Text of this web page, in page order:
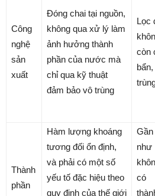
Công
nghệ
sản
xuất
Đóng chai tại nguồn,
không qua xử lý làm
ảnh hưởng thành
phần của nước mà
chỉ qua kỹ thuật
đảm bảo vô trùng
Lọc
còn
Thành
phần
Hàm lượng khoáng
tương đối ổn định,
và phải có một số
yếu tố đặc hiệu theo
quy định của thế giới
Gần
như
có